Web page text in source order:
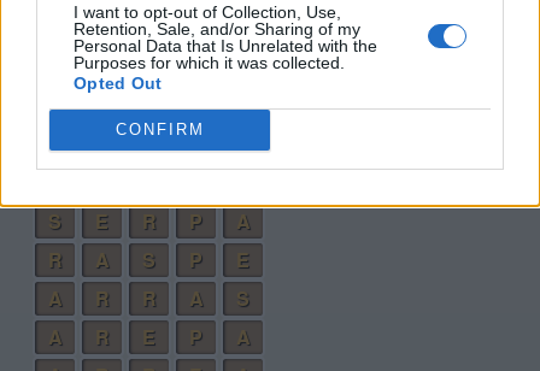
I want to opt-out of Collection, Use,
Retention, Sale, and/or Sharing of my
Personal Data that Is Unrelated with the
Purposes for which it was collected.
Opted Out
CONFIRM
A R R
A
A S A
R
P
A R A
R
P
E S A
R
S
E R P
A
R
A S P
E
A
R R A
S
A
R E P
A